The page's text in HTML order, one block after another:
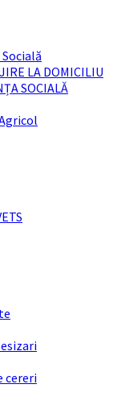
LA DOMICILIU
SOCIALĂ
cereri